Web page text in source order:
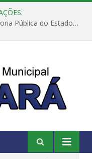
Câmara Municipal de Acará e Defensoria Pública do Estado, promovem Ação Balcão de Direitos